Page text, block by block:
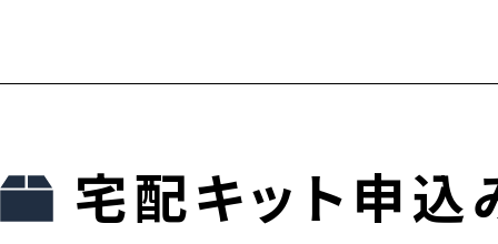
宅配キット申込